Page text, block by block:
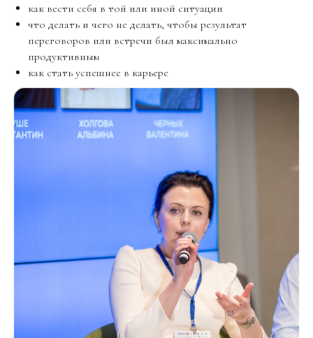
как вести себя в той или иной ситуации
что делать и чего не делать, чтобы результат
переговоров или встречи был максимально
продуктивным
как стать успешнее в карьере